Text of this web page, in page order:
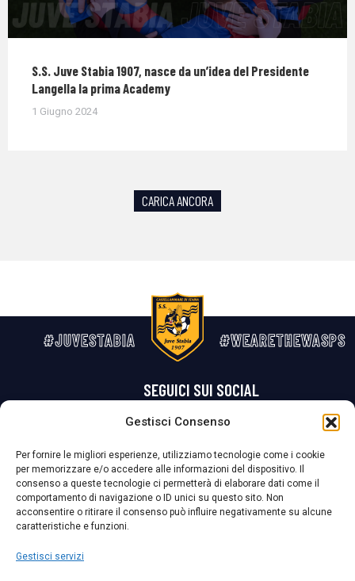
Gestisci Consenso
Per fornire le migliori esperienze, utilizziamo tecnologie come i cookie
per memorizzare e/o accedere alle informazioni del dispositivo. Il
consenso a queste tecnologie ci permetterà di elaborare dati come il
comportamento di navigazione o ID unici su questo sito. Non
acconsentire o ritirare il consenso può influire negativamente su alcune
caratteristiche e funzioni.
Gestisci servizi
S.S. Juve Stabia 1907, nasce da un’idea del Presidente
Langella la prima Academy
1 Giugno 2024
CARICA ANCORA
#JUVESTABIA #WEARETHEWASPS
SEGUICI SUI SOCIAL
La Società ha nominato il Responsabile della Protezione dei Dati Personali (DPO), figura specializzata che vigila sulle modalità adottate dalla
nostra Società per tutelare i Suoi dati personali.